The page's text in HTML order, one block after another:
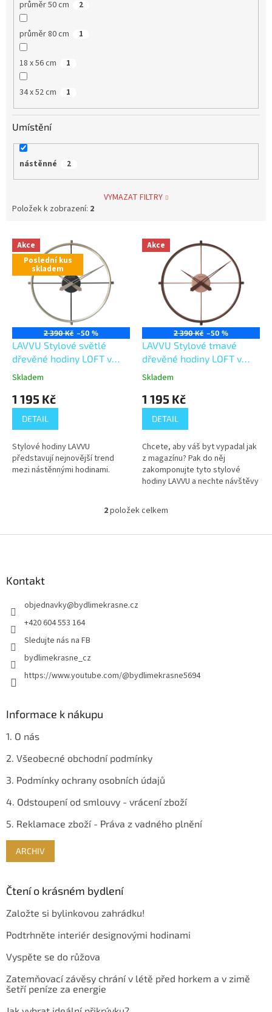
průměr 50 cm 2
průměr 80 cm 1
18 x 56 cm 1
34 x 52 cm 1
Umístění
nástěnné 2
VYMAZAT FILTRY
Položek k zobrazení: 2
V Akce
Poslední kus
skladem
2 390 Kč –50 %
LAVVU Stylové světlé
dřevěné hodiny LOFT v
industriálním stylu
Skladem
1 195 Kč
DETAIL
Stylové hodiny LAVVU
představují nejnovější trend
mezi nástěnnými hodinami.
Akce
2 390 Kč –50 %
LAVVU Stylové tmavé
dřevěné hodiny LOFT v
industriálním vzhledu
Skladem
1 195 Kč
DETAIL
Chcete, aby váš byt vypadal jak
z magazínu? Pak do něj
zakomponujte tyto stylové
hodiny LAVVU a nechte návštěvy
trendem mezi nástěnnými
hodinami.
O
l
p
ý
2položek celkem
Kontakt
objednavky@bydlimekrasne.cz
+420 604 553 164
Sledujte nás na FB
bydlimekrasne_cz
https://www.youtube.com/@bydlimekrasne5694
Informace k nákupu
1. O nás
2. Všeobecné obchodní podmínky
3. Podmínky ochrany osobních údajů
4. Odstoupení od smlouvy - vrácení zboží
5. Reklamace zboží - Práva z vadného plnění
ARCHIV
Čtení o krásném bydlení
Založte si bylinkovou zahrádku!
Podtrhněte interiér designovými hodinami
Vyspěte se do růžova
Zatemňovací závěsy chrání v létě před horkem a v zimě
šetří peníze za energie